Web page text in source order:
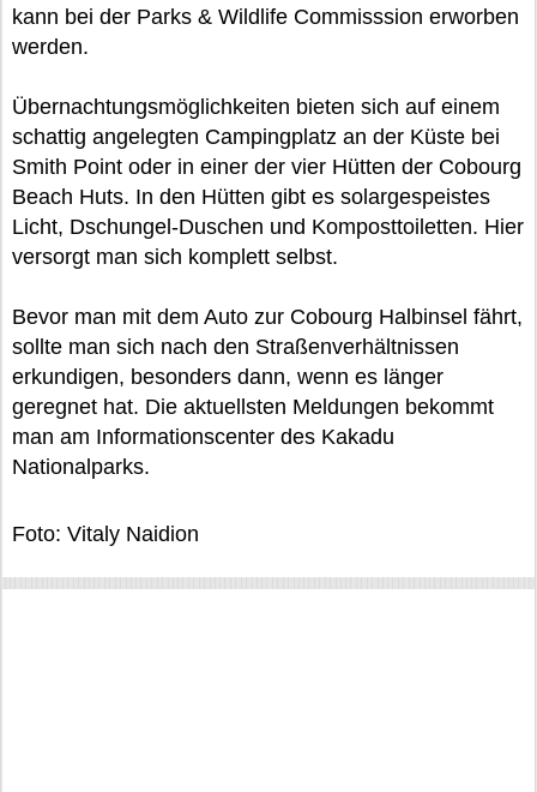
kann bei der Parks & Wildlife Commisssion erworben
werden.
Übernachtungsmöglichkeiten bieten sich auf einem
schattig angelegten Campingplatz an der Küste bei
Smith Point oder in einer der vier Hütten der Cobourg
Beach Huts. In den Hütten gibt es solargespeistes
Licht, Dschungel-Duschen und Komposttoiletten. Hier
versorgt man sich komplett selbst.
Bevor man mit dem Auto zur Cobourg Halbinsel fährt,
sollte man sich nach den Straßenverhältnissen
erkundigen, besonders dann, wenn es länger
geregnet hat. Die aktuellsten Meldungen bekommt
man am Informationscenter des Kakadu
Nationalparks.
Foto: Vitaly Naidion